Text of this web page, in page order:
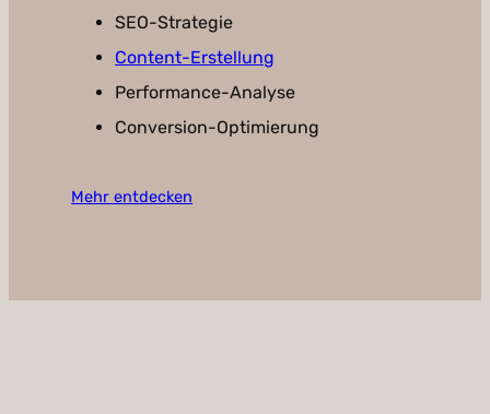
SEO-Strategie
Content-Erstellung
Performance-Analyse
Conversion-Optimierung
Mehr entdecken